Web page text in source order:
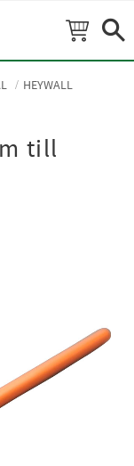
HEYWALL
till